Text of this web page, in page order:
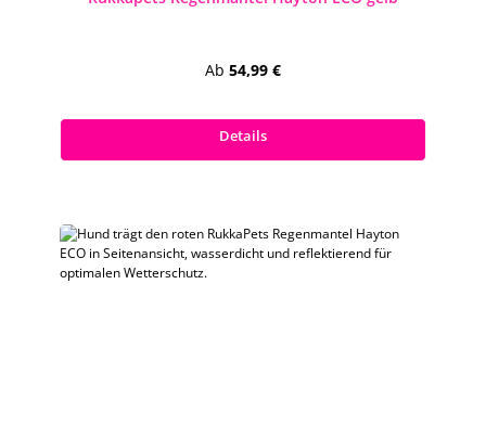
Regulärer Preis:
Ab 54,99 €
Details